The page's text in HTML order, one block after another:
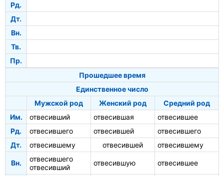
Рд.
Дт.
Вн.
Тв.
Пр.
Прошедшее время
Единственное число
Мужской род
Женский род
Средний род
Им.
отвесивший отвесившая
отвесившее
Рд.
отвесившего отвесившей
отвесившего
Дт.
отвесившему отвесившей отвесившему
Вн.
отвесившего
отвесивший
отвесившую отвесившее